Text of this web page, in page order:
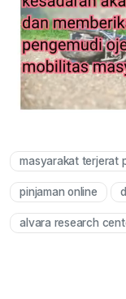
masyarakat terjerat
pinjaman online
alvara research